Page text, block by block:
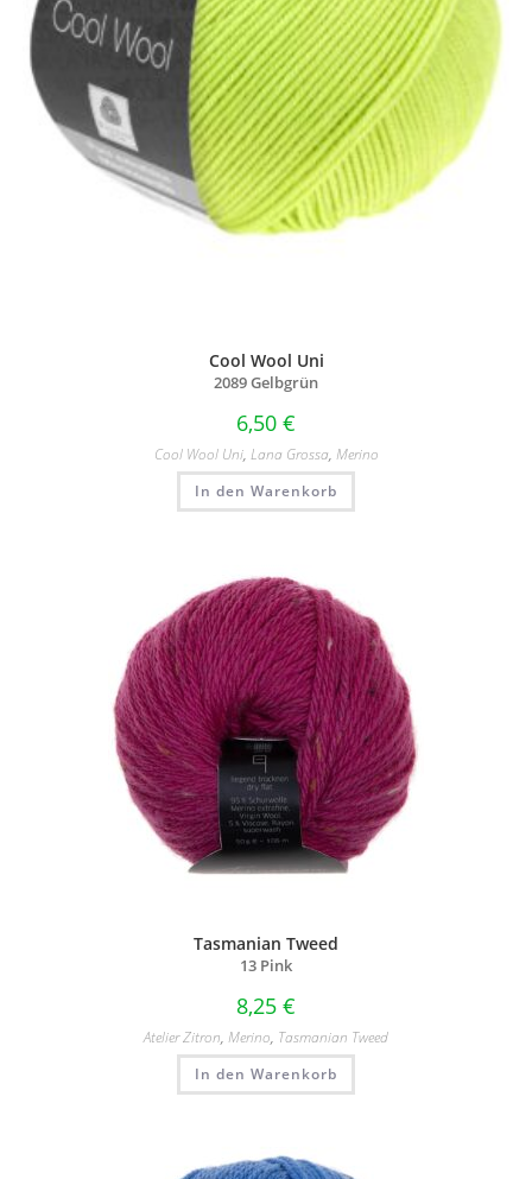
Cool Wool Uni
2089 Gelbgrün
6,50 €
Cool Wool Uni, Lana Grossa, Merino
In den Warenkorb
Tasmanian Tweed
13 Pink
8,25 €
Atelier Zitron, Merino, Tasmanian Tweed
In den Warenkorb